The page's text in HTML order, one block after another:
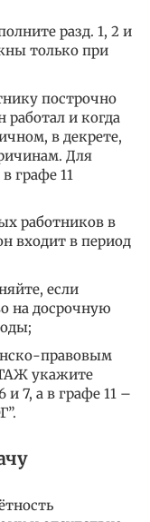
разд. 1, 2 и
только при
построчно
и когда
в декрете,
Для
графе 11
работников в
входит в период
если
на досрочную
правовым
укажите
7, а в графе 11 –